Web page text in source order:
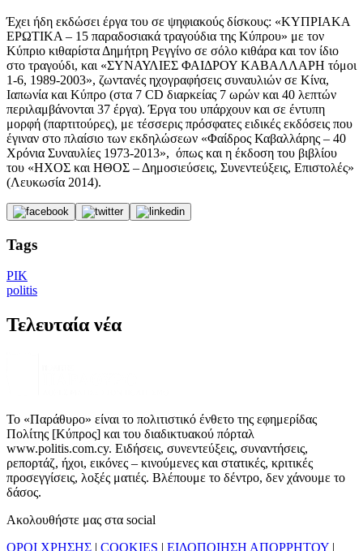
Έχει ήδη εκδώσει έργα του σε ψηφιακούς δίσκους: «ΚΥΠΡΙΑΚΑ
ΕΡΩΤΙΚΑ – 15 παραδοσιακά τραγούδια της Κύπρου» με τον
Κύπριο κιθαρίστα Δημήτρη Ρεγγίνο σε σόλο κιθάρα και τον ίδιο
στο τραγούδι, και «ΣΥΝΑΥΛΙΕΣ ΦΑΙΔΡΟΥ ΚΑΒΑΛΛΑΡΗ τόμοι
1-6, 1989-2003», ζωντανές ηχογραφήσεις συναυλιών σε Κίνα,
Ιαπωνία και Κύπρο (στα 7 CD διαρκείας 7 ωρών και 40 λεπτών
περιλαμβάνονται 37 έργα). Έργα του υπάρχουν και σε έντυπη
μορφή (παρτιτούρες), με τέσσερις πρόσφατες ειδικές εκδόσεις που
έγιναν στο πλαίσιο των εκδηλώσεων «Φαίδρος Καβαλλάρης – 40
Χρόνια Συναυλίες 1973-2013», όπως και η έκδοση του βιβλίου
του «ΗΧΟΣ και ΗΘΟΣ – Δημοσιεύσεις, Συνεντεύξεις, Επιστολές»
(Λευκωσία 2014).
Tags
ΡΙΚ
politis
Τελευταία νέα
Το «Παράθυρο» είναι το πολιτιστικό ένθετο της εφημερίδας
Πολίτης [Κύπρος] και του διαδικτυακού πόρταλ
www.politis.com.cy. Ειδήσεις, συνεντεύξεις, συναντήσεις,
ρεπορτάζ, ήχοι, εικόνες – κινούμενες και στατικές, κριτικές
προσεγγίσεις, λοξές ματιές. Βλέπουμε το δέντρο, δεν χάνουμε το
δάσος.
Ακολουθήστε μας στα social
ΟΡΟΙ ΧΡΗΣΗΣ | COOKIES | ΕΙΔΟΠΟΙΗΣΗ ΑΠΟΡΡΗΤΟΥ |